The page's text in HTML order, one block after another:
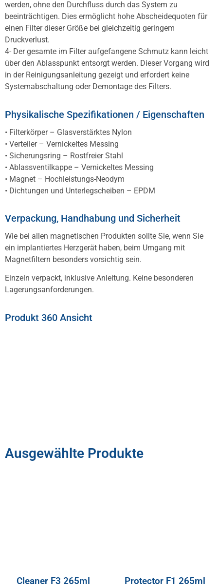
werden, ohne den Durchfluss durch das System zu
beeinträchtigen. Dies ermöglicht hohe Abscheidequoten für
einen Filter dieser Größe bei gleichzeitig geringem
Druckverlust.
4- Der gesamte im Filter aufgefangene Schmutz kann leicht
über den Ablasspunkt entsorgt werden. Dieser Vorgang wird
in der Reinigungsanleitung gezeigt und erfordert keine
Systemabschaltung oder Demontage des Filters.
Physikalische Spezifikationen / Eigenschaften
• Filterkörper – Glasverstärktes Nylon
• Verteiler – Vernickeltes Messing
• Sicherungsring – Rostfreier Stahl
• Ablassventilkappe – Vernickeltes Messing
• Magnet – Hochleistungs-Neodym
• Dichtungen und Unterlegscheiben – EPDM
Verpackung, Handhabung und Sicherheit
Wie bei allen magnetischen Produkten sollte Sie, wenn Sie
ein implantiertes Herzgerät haben, beim Umgang mit
Magnetfiltern besonders vorsichtig sein.
Einzeln verpackt, inklusive Anleitung. Keine besonderen
Lagerungsanforderungen.
Produkt 360 Ansicht
Ausgewählte Produkte
Cleaner F3 265ml Protector F1 265ml